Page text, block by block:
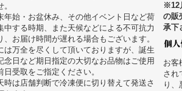
年始・お盆休み、その他イベント日など荷
中する時期、また天候などによる不可抗力
、お届け時間が遅れる場合もございます。
は万全を尽くして頂いておりますが、誕生
念日など期日指定の大切なお品物はご使用
日受取をご指定ください。
時は店舗判断で冷凍便に切り替えて発送さ
※12
の販
承下
お客
され
り、